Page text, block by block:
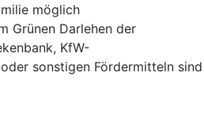
möglich
Grünen Darlehen der
KfW-
sonstigen Fördermitteln sind